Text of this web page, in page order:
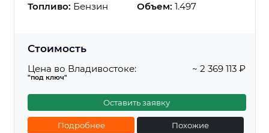
Топливо: Бензин Объем: 1.497
Стоимость
Цена во Владивостоке:
"под ключ"
~ 2 369 113 ₽
Оставить заявку
Подробнее Похожие